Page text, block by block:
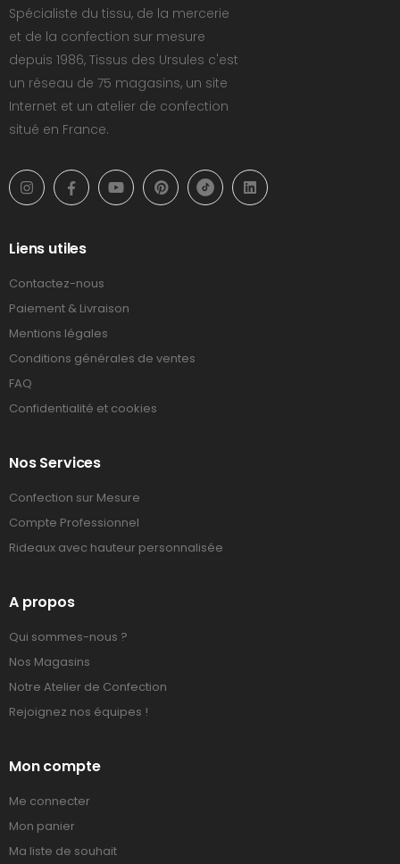
Spécialiste du tissu, de la mercerie
et de la confection sur mesure
depuis 1986, Tissus des Ursules c'est
un réseau de 75 magasins, un site
Internet et un atelier de confection
situé en France.
Liens utiles
Contactez-nous
Paiement & Livraison
Mentions légales
Conditions générales de ventes
FAQ
Confidentialité et cookies
Nos Services
Confection sur Mesure
Compte Professionnel
Rideaux avec hauteur personnalisée
A propos
Qui sommes-nous ?
Nos Magasins
Notre Atelier de Confection
Rejoignez nos équipes !
Mon compte
Me connecter
Mon panier
Ma liste de souhait